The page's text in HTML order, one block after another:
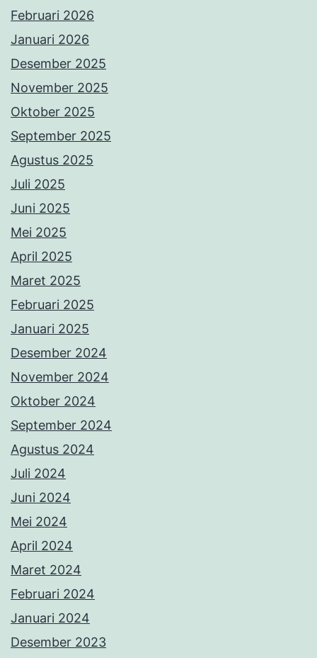
Februari 2026
Januari 2026
Desember 2025
November 2025
Oktober 2025
September 2025
Agustus 2025
Juli 2025
Juni 2025
Mei 2025
April 2025
Maret 2025
Februari 2025
Januari 2025
Desember 2024
November 2024
Oktober 2024
September 2024
Agustus 2024
Juli 2024
Juni 2024
Mei 2024
April 2024
Maret 2024
Februari 2024
Januari 2024
Desember 2023